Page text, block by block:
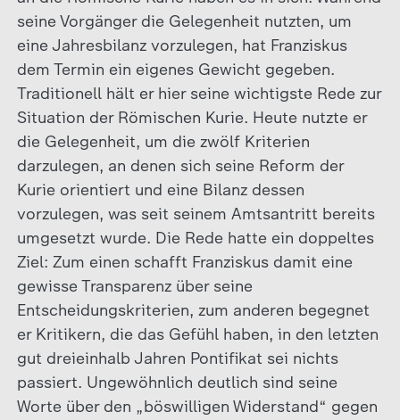
seine Vorgänger die Gelegenheit nutzten, um
eine Jahresbilanz vorzulegen, hat Franziskus
dem Termin ein eigenes Gewicht gegeben.
Traditionell hält er hier seine wichtigste Rede zur
Situation der Römischen Kurie. Heute nutzte er
die Gelegenheit, um die zwölf Kriterien
darzulegen, an denen sich seine Reform der
Kurie orientiert und eine Bilanz dessen
vorzulegen, was seit seinem Amtsantritt bereits
umgesetzt wurde. Die Rede hatte ein doppeltes
Ziel: Zum einen schafft Franziskus damit eine
gewisse Transparenz über seine
Entscheidungskriterien, zum anderen begegnet
er Kritikern, die das Gefühl haben, in den letzten
gut dreieinhalb Jahren Pontifikat sei nichts
passiert. Ungewöhnlich deutlich sind seine
Worte über den „böswilligen Widerstand“ gegen